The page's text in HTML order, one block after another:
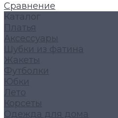
Сравнение
Каталог
Платья
Аксессуары
Шубки из фатина
Жакеты
Футболки
Юбки
Лето
Корсеты
Одежда для дома